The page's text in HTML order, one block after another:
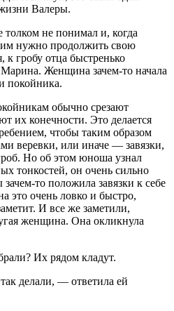
Валеры.
не понимал и, когда
нужно продолжить свою
к гробу отца быстренько
Женщина зачем-то начала
покойника.
обычно срезают
их конечности. Это делается
чтобы таким образом
веревки, или иначе — завязки,
Но об этом юноша узнал
тонкостей, он очень сильно
то положила завязки к себе
это очень ловко и быстро,
И все же заметили,
женщина. Она окликнула
Их рядом кладут.
делали, — ответила ей